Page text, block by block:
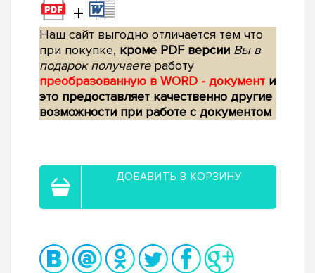
+
Наш сайт выгодно отличается тем что
при покупке, кроме PDF версии Вы в
подарок получаетеработу
преобразованную в WORD - документ и
это предоставляет качественно другие
возможности при работе с документом
ДОБАВИТЬ В КОРЗИНУ